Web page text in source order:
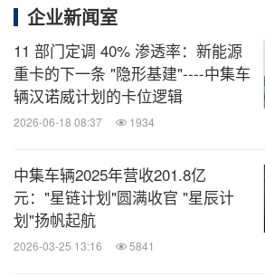
构建"EV-RT产品平台研究院"
之"车"和"站"取得突破
2026年一季度，中集车辆明确了
究院"的组织架构，从项目制运作向
研发组织转型。
在EV-RT生态圈之"车"的研发方面
推进工程型纯电动头挂列车的试验
企业新闻室
11 部门定调 40% 渗透率：新能源
重卡的下一条 "隐形基建"----中集车
辆汉诺威计划的卡位逻辑
2026-06-18 08:37 1934
中集车辆2025年营收201.8亿
元："星链计划"圆满收官 "星辰计
划"扬帆起航
2026-03-25 13:16 5841